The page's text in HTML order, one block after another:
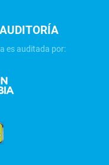
es auditada por: